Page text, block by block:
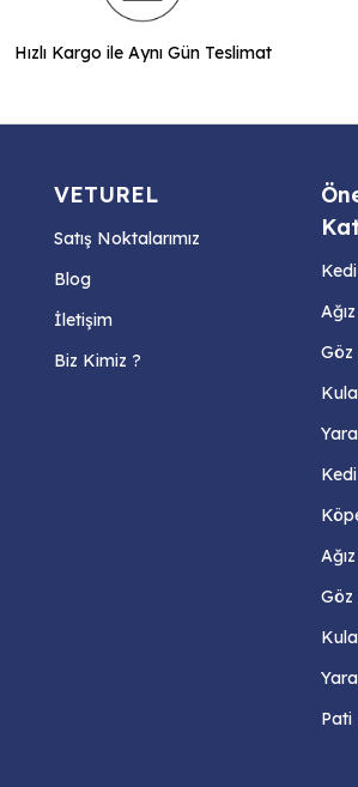
Hızlı Kargo ile Aynı Gün Teslimat
VETUREL
Satış Noktalarımız
Blog
İletişim
Biz Kimiz ?
Göz
Göz
Pati